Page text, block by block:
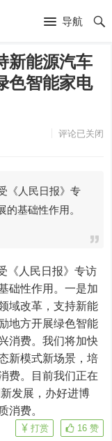
导航
新能源汽车
色智能家电
评论已关闭
《人民日报》专
基础性作用。
础性作用。一是加
域改革，支持新能
地方开展绿色智能
消费。我们将加快
新模式新场景，培
费。目前我们正在
发展，办好进博
消费。
16 赞
打赏